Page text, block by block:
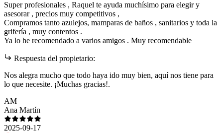
Super profesionales , Raquel te ayuda muchísimo para elegir y
asesorar , precios muy competitivos ,
Compramos tanto azulejos, mamparas de baños , sanitarios y toda la
grifería , muy contentos .
Ya lo he recomendado a varios amigos . Muy recomendable
Respuesta del propietario:
Nos alegra mucho que todo haya ido muy bien, aquí nos tiene para
lo que necesite. ¡Muchas gracias!.
AM
Ana Martín
2025-09-17